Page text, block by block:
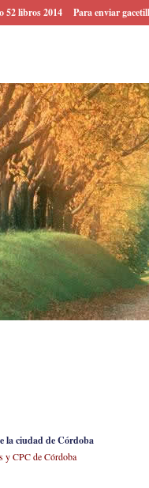
52 libros 2014 Para enviar
la ciudad de Córdoba
y CPC de Córdoba